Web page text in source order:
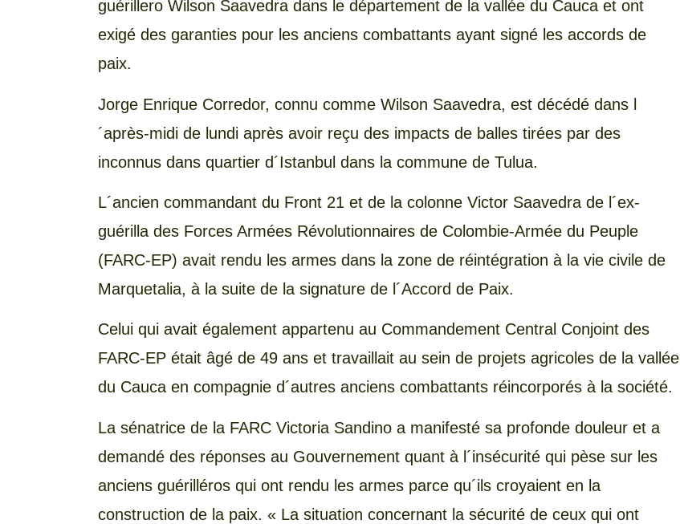
guérillero Wilson Saavedra dans le département de la vallée du Cauca et ont
exigé des garanties pour les anciens combattants ayant signé les accords de
paix.
Jorge Enrique Corredor, connu comme Wilson Saavedra, est décédé dans l
´après-midi de lundi après avoir reçu des impacts de balles tirées par des
inconnus dans quartier d´Istanbul dans la commune de Tulua.
L´ancien commandant du Front 21 et de la colonne Victor Saavedra de l´ex-
guérilla des Forces Armées Révolutionnaires de Colombie-Armée du Peuple
(FARC-EP) avait rendu les armes dans la zone de réintégration à la vie civile de
Marquetalia, à la suite de la signature de l´Accord de Paix.
Celui qui avait également appartenu au Commandement Central Conjoint des
FARC-EP était âgé de 49 ans et travaillait au sein de projets agricoles de la vallée
du Cauca en compagnie d´autres anciens combattants réincorporés à la société.
La sénatrice de la FARC Victoria Sandino a manifesté sa profonde douleur et a
demandé des réponses au Gouvernement quant à l´insécurité qui pèse sur les
anciens guérilléros qui ont rendu les armes parce qu´ils croyaient en la
construction de la paix. « La situation concernant la sécurité de ceux qui ont